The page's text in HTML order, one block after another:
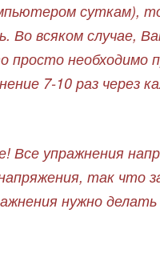
суткам),
Во всяком случае,
просто необходимо
7-10 раз через
Все упражнения
так что
нужно делать